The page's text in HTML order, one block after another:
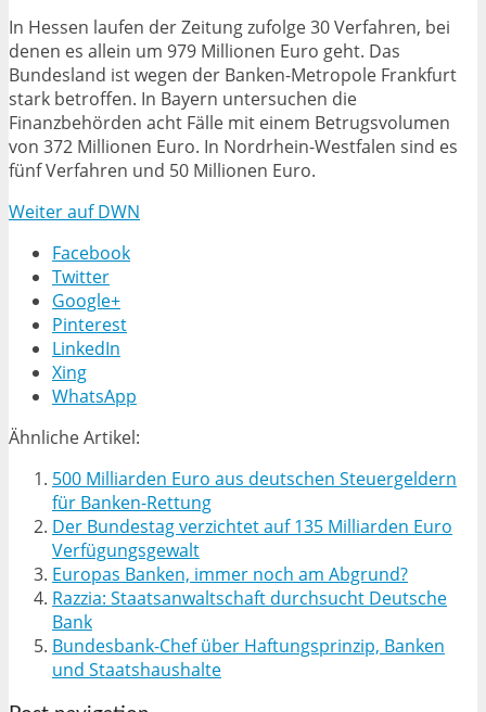
In Hessen laufen der Zeitung zufolge 30 Verfahren, bei
denen es allein um 979 Millionen Euro geht. Das
Bundesland ist wegen der Banken-Metropole Frankfurt
stark betroffen. In Bayern untersuchen die
Finanzbehörden acht Fälle mit einem Betrugsvolumen
von 372 Millionen Euro. In Nordrhein-Westfalen sind es
fünf Verfahren und 50 Millionen Euro.
Weiter auf DWN
Facebook
Twitter
Google+
Pinterest
LinkedIn
Xing
WhatsApp
Ähnliche Artikel:
500 Milliarden Euro aus deutschen Steuergeldern
für Banken-Rettung
Der Bundestag verzichtet auf 135 Milliarden Euro
Verfügungsgewalt
Europas Banken, immer noch am Abgrund?
Razzia: Staatsanwaltschaft durchsucht Deutsche
Bank
Bundesbank-Chef über Haftungsprinzip, Banken
und Staatshaushalte